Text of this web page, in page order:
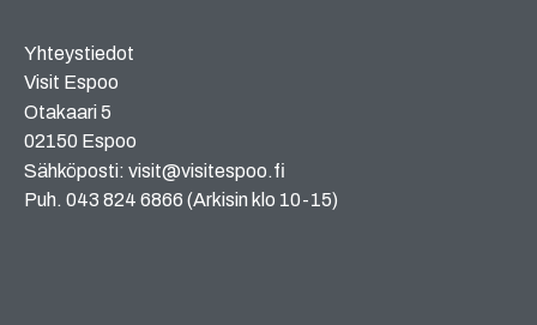
Yhteystiedot
Visit Espoo
Otakaari 5
02150 Espoo
Sähköposti: visit@visitespoo.fi
Puh. 043 824 6866 (Arkisin klo 10-15)